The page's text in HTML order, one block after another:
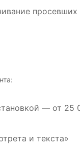
просевших
— от 25
и текста»